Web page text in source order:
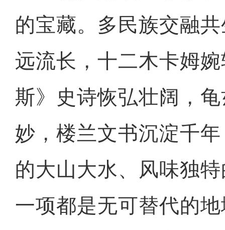
的宝藏。多民族交融
远流长，十二木卡姆
斯》史诗恢弘壮阔，
妙，楼兰文书沉淀千
的大山大水、风味独
一项都是无可替代的